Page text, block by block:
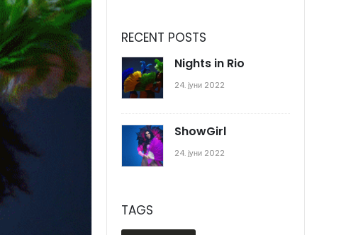
RECENT POSTS
Nights in Rio
24. јуни 2022
ShowGirl
24. јуни 2022
TAGS